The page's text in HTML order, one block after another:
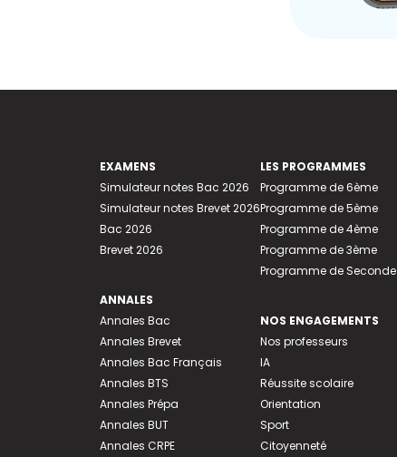
EXAMENS
Simulateur notes Bac 2026
Simulateur notes Brevet 2026
Bac 2026
Brevet 2026
ANNALES
Annales Bac
Annales Brevet
Annales Bac Français
Annales BTS
Annales Prépa
Annales BUT
Annales CRPE
LES PROGRAMMES
Programme de 6ème
Programme de 5ème
Programme de 4ème
Programme de 3ème
Programme de Seconde
NOS ENGAGEMENTS
Nos professeurs
IA
Réussite scolaire
Orientation
Sport
Citoyenneté